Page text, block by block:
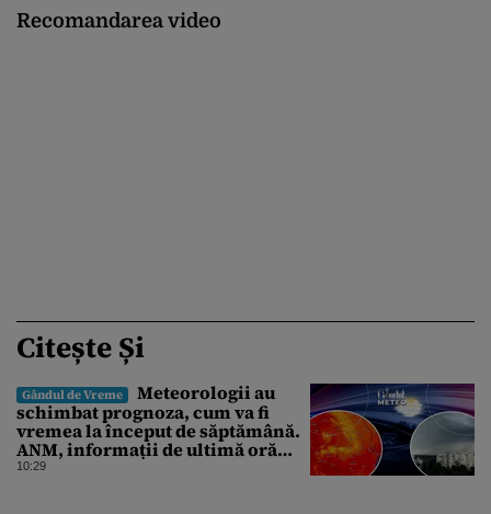
Recomandarea video
Citește Și
Gândul de Vreme
Meteorologii au
schimbat prognoza, cum va fi
vremea la început de săptămână.
ANM, informații de ultimă oră
pentru Gândul
10:29